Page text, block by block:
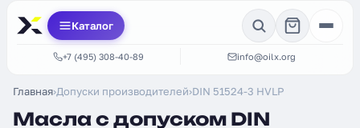
Каталог
+7 (495) 308-40-89 info@oilx.org
Главная›Допуски производителей›DIN 51524-3 HVLP
Масла с допуском DIN